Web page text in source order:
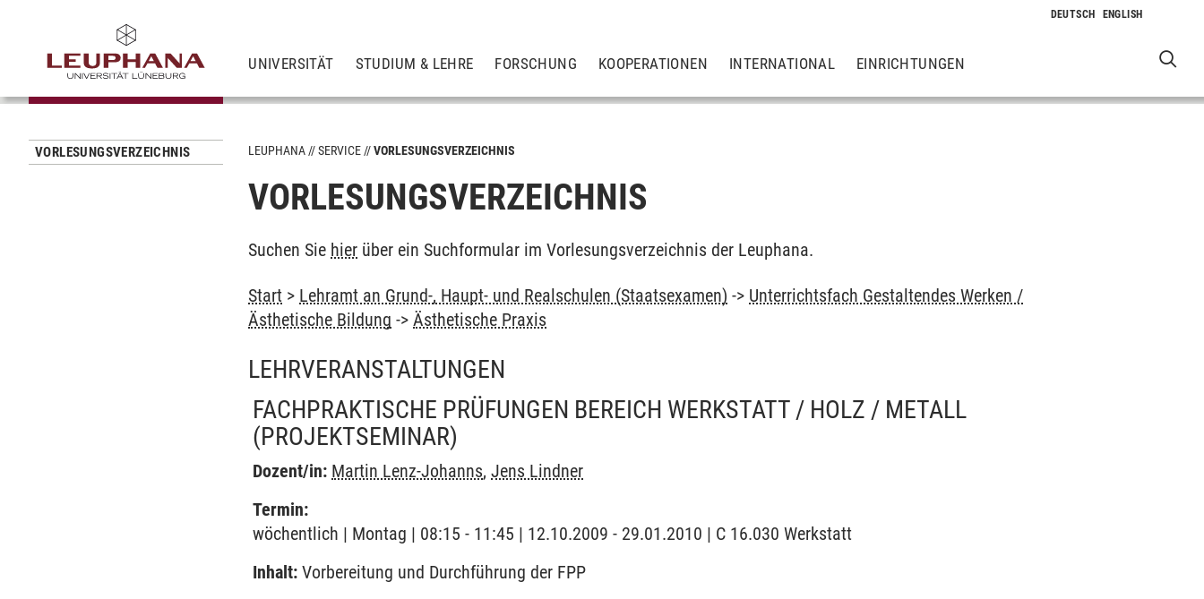
UNIVERSITÄT STUDIUM & LEHRE FORSCHUNG KOOPERATIONEN INTERNATIONAL EINRICHTUNGEN
VORLESUNGSVERZEICHNIS LEUPHANA SERVICE VORLESUNGSVERZEICHNIS
VORLESUNGSVERZEICHNIS
Suchen Sie hier über ein Suchformular im Vorlesungsverzeichnis der Leuphana.
Start > Lehramt an Grund-, Haupt- und Realschulen (Staatsexamen) -> Unterrichtsfach Gestaltendes Werken /
Ästhetische Bildung ->Ästhetische Praxis
LEHRVERANSTALTUNGEN
FACHPRAKTISCHE PRÜFUNGEN BEREICH WERKSTATT / HOLZ / METALL
(PROJEKTSEMINAR)
Dozent/in: Martin Lenz-Johanns,Jens Lindner
Termin:
wöchentlich | Montag | 08:15 - 11:45 | 12.10.2009 - 29.01.2010 | C 16.030 Werkstatt
Inhalt: Vorbereitung und Durchführung der FPP